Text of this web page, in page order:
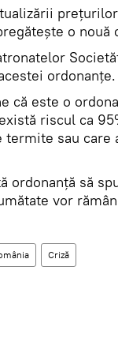
o nouă
ordonanțe.
că este o
riscul ca
termite sau
ordonanță să
vor
Criză